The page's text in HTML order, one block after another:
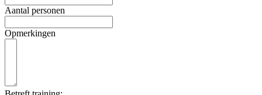
Aantal personen
Opmerkingen